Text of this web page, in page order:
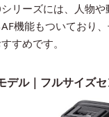
リーズには、人物や
機能もついており
すめです。
デル｜フルサイズ